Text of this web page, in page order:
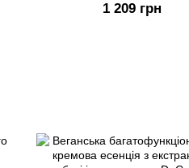
1 209 грн